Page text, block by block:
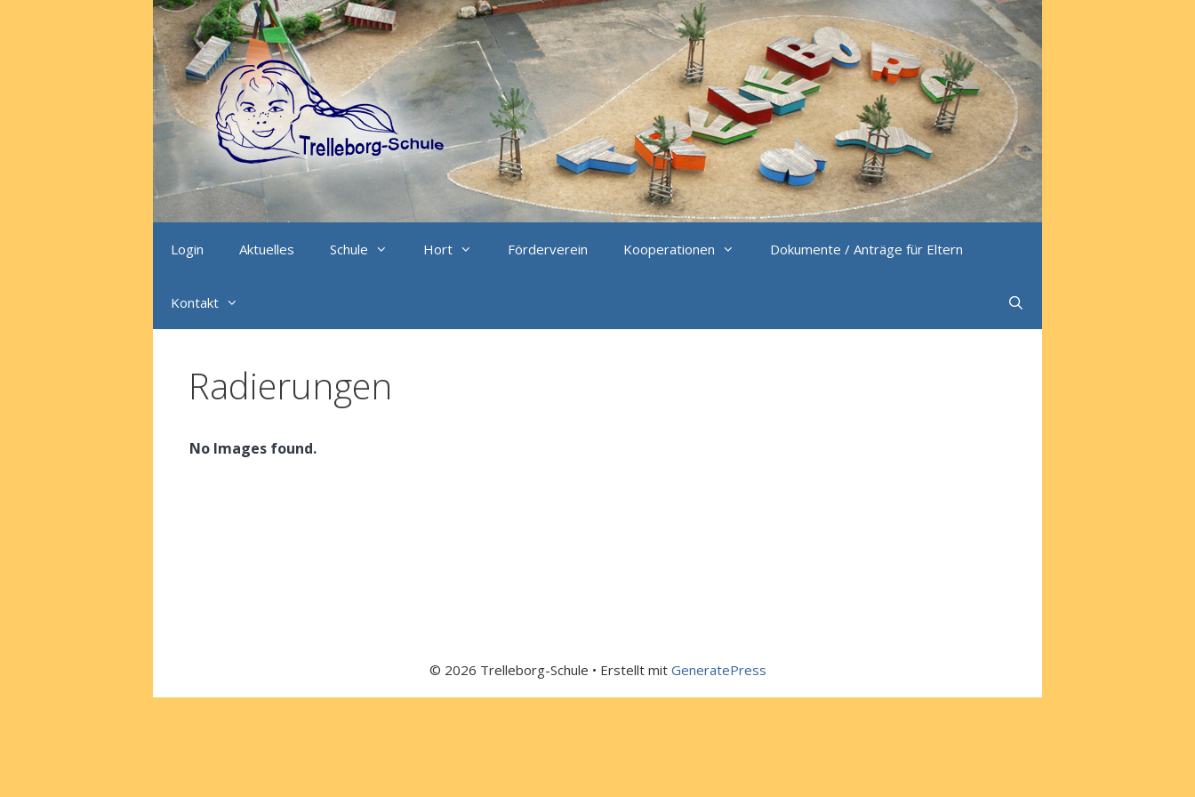
Login Aktuelles Schule Hort Förderverein Kooperationen Dokumente / Anträge für Eltern
Kontakt
Radierungen
No Images found.
© 2026 Trelleborg-Schule • Erstellt mit GeneratePress